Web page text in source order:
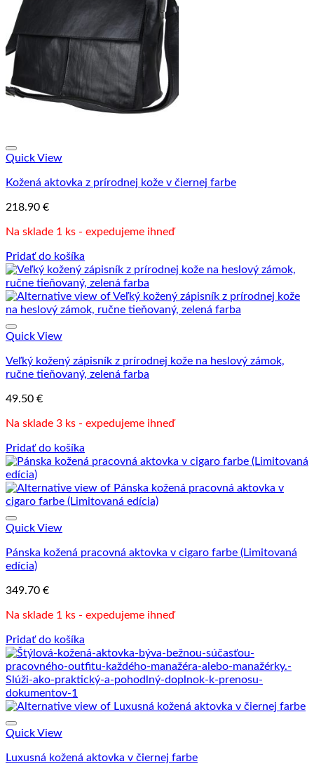
Quick View
Kožená aktovka z prírodnej kože v čiernej farbe
218.90 €
Na sklade 1 ks - expedujeme ihneď
Pridať do košíka
Quick View
Veľký kožený zápisník z prírodnej kože na heslový zámok,
ručne tieňovaný, zelená farba
49.50 €
Na sklade 3 ks - expedujeme ihneď
Pridať do košíka
Quick View
Pánska kožená pracovná aktovka v cigaro farbe (Limitovaná
edícia)
349.70 €
Na sklade 1 ks - expedujeme ihneď
Pridať do košíka
Quick View
Luxusná kožená aktovka v čiernej farbe